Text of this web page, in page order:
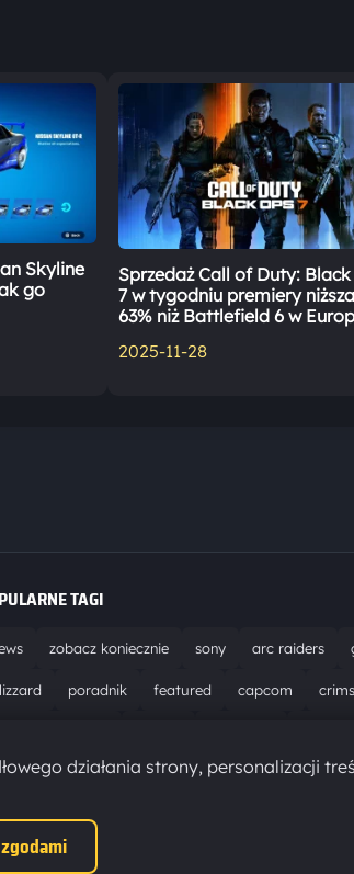
Skyline
go
Sprzedaż Call of Duty:
7 w tygodniu premiery
63% niż Battlefield 6 w
2025-11-28
TAGI
zobacz koniecznie sony arc raiders
poradnik featured capcom
pc epic games hytale
działania strony, personalizacji